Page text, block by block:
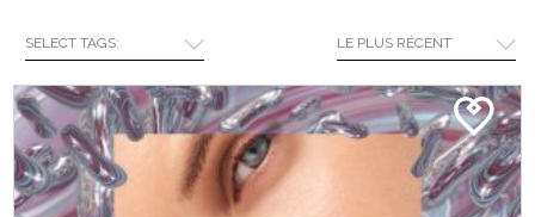
Si vous pensiez que la beauté végan était une
tendance éphémère, détrompez-vous. Après des...
EN SAVOIR PLUS
SELECT TAGS: LE PLUS RÉCENT